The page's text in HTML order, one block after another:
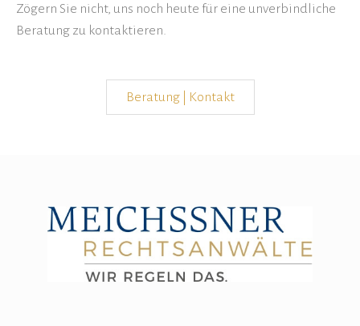
Zögern Sie nicht, uns noch heute für eine unverbindliche
Beratung zu kontaktieren.
Beratung | Kontakt